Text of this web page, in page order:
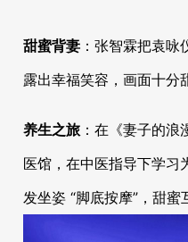
甜蜜背妻：张智霖把袁咏
露出幸福笑容，画面十分
养生之旅：在《妻子的浪
医馆，在中医指导下学习
发坐姿 “脚底按摩”，甜蜜